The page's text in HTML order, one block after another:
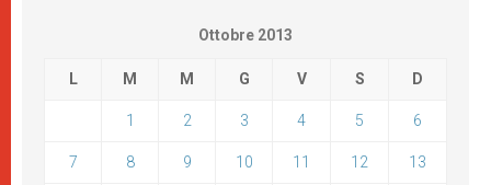
Ottobre 2013
L M M G V S D
1 2 3 4 5 6
7 8 9 10 11 12 13